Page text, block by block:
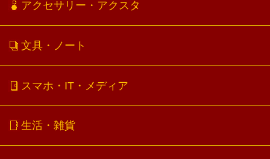
アクセサリー・アクスタ
文具・ノート
スマホ・IT・メディア
生活・雑貨